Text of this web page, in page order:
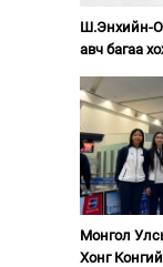
Ш.Энхийн-
авч багаа
Монгол
Хонг